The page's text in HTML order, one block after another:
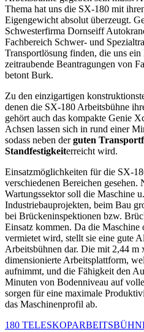
Thema hat uns die SX-180 mit
Eigengewicht absolut überzeugt.
Schwesterfirma Dornseiff
Fachbereich Schwer- und
Transportlösung finden, die uns
zeitraubende Beantragungen von
betont Burk.
Zu den einzigartigen
denen die SX-180 Arbeitsbühne
gehört auch das kompakte Genie
Achsen lassen sich in rund einer
sodass neben derguten
Standfestigkeiterreicht wird.
Einsatzmöglichkeiten für die SX-
verschiedenen Bereichen gesehen.
Wartungssektor soll die Maschine
Industriebauprojekten, beim Bau
bei Brückeninspektionen bzw.
Einsatz kommen. Da die Maschine
vermietet wird, stellt sie eine gute
Arbeitsbühnen dar. Die mit 2,44 m
dimensionierte Arbeitsplattform,
aufnimmt, und die Fähigkeit den
Minuten von Bodenniveau auf
sorgen für eine maximale
das Maschinenprofil ab.
180